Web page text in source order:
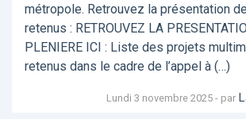
métropole. Retrouvez la présentation
retenus : RETROUVEZ LA
PLENIERE ICI : Liste des projets
retenus dans le cadre de l’appel à (…)
Lundi 3 novembre 2025 - par